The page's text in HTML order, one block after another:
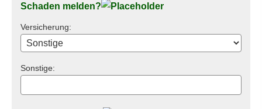
Schaden melden?
Versicherung:
Sonstige: